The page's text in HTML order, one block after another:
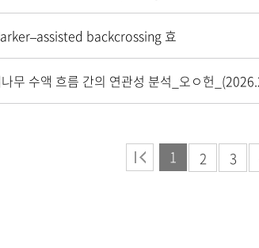
backcrossing 효
나무 수액 흐름 간의 연관성 분석_오ㅇ헌
1 2 3